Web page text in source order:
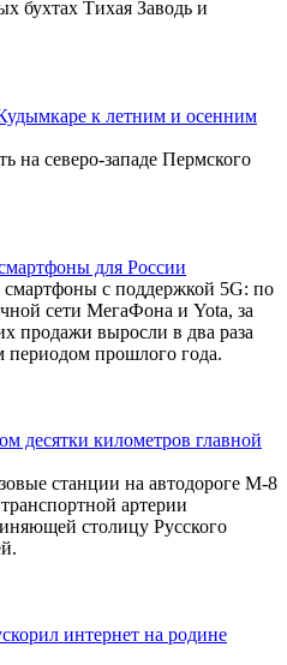
бухтах Тихая Заводь и
к летним и осенним
на северо-западе Пермского
для России
с поддержкой 5G: по
сети МегаФона и Yota, за
продажи выросли в два раза
прошлого года.
десятки километров главной
станции на автодороге М-8
артерии
столицу Русского
интернет на родине